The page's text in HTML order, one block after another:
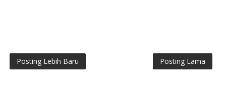
Posting Lebih Baru Posting Lama